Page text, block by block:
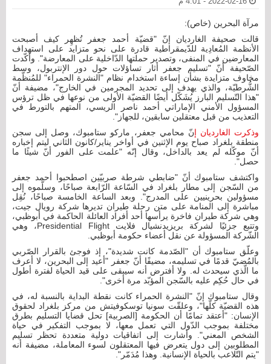
مرآة البحرين (خاص):
قالت صحيفة الغارديان إنّ "قضيّة أحمد جعفر تُظهِر كيف أصبحت
الأنظمة المُعادِية للدّيمقراطية قادرة على نحو متزايد على استهداف
المعارضين في المنفى، وتصدير حملتها الدّاخلية على المعارضة". وأكّدت
الصّحيفة أنّ "تسليم جعفر أثار تساؤلات حول دور الإنتربول، وسط
مخاوف متزايدة بشأن إساءة استخدام نظام "النشرة الحمراء" للمُنظّمة
الشُّرطيّة، والذي يهدف إلى تحديد المجرمين في الخارج"، مضيفة أنّ
"هذا التّسليم البارز يُشَكّل أيضًا القضيّة الأولى من نوعها في ظل ترؤس
المسؤول الأمني ​​الإماراتي أحمد ناصر الريسي، المتهم بالتورط في
التعذيب من قبل معتقلين سابقين، للجهاز".
وذكرت الغارديان إنّ محامي جعفر، ماركو ستامبوك، وصل إلى سجن
منطقة بلغراد صباح يوم الإثنين في أواخر يناير/كانون الثاني ليتم إخباره
أنّ موكّله لم يعد بالداخل، وقال إنّه "علمت على الفور أنّ شيئًا ما
حصل".
واكتشف ستامبوك أنّ "ضابطي شرطة صربيّين اصطحبوا أحمد جعفر
من السّجن إلى مطار بلغراد في السّاعة الرّابعة صباحًا، وسلّموه إلى
مسؤولين بحرينيين على المدرج". وبعد الساعة الخامسة صباحًا، نُقِل
مباشرة إلى المنامة على متن رحلة طيران تديرها شركة رويال جيت،
وهي شركة طيران فاخرة يرأسها أحد أفراد العائلة الحاكمة في أبوظبي،
وتتبع جزئيًا لشركة بريزيدنشيال فلايت Presidential Flight، وهي
الشّركة المسؤولة عن نقل أعضاء حكومة أبوظبي.
وعلّق ستامبوك أن "الصّدمة كانت شديدة"، إذ فوجئ بالقرار الصّربي
بالمُضيّ قدمًا في تسليمه، مضيفًا أنّ جعفر "أعيد إلى البحرين، لا أعرف
ما الّذي سيحدث له. ولا أفترض أنه سيبقى على قيد الحياة لفترة أطول
في حال حُكِم عليه بالسّجن المؤبّد مرة أخرى".
وقال ستامبوك إنّ "النشرة الحمراء كانت نقطة البداية بالنسبة له، في
هذه القضيّة كلّها"، وعلقّت سونيا توسكوفيتش من مركز بلغراد لحقوق
الإنسان: "أعتقد تمامًا أن الحكومة [الصربية] تحل قضايا التسليم بطرق
مختلفة بموجب الدّول التي تعمل معها، لا بموجب التفكير في حياة
الشخص المعني". وأشارت إلى اتفاقيات دولية متعددة تحظر تسليم
المطلوبين إلى دول يتعرض فيها المعتقلون لسوء المعاملة، مضيفة أنه
"يتم التّلاعب بالحياة الإنسانية. وهذا مُدَمّر".